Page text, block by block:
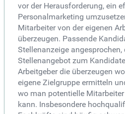
vor der Herausforderung, ein
Personalmarketing
Mitarbeiter von der eigenen
überzeugen. Passende
Stellenanzeige
Stellenangebot zum
Arbeitgeber die überzeugen
eigene Zielgruppe ermitteln
wo man potentielle
kann. Insbesondere